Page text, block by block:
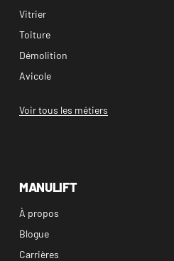
Vitrier
Toiture
Démolition
Avicole
Voir tous les métiers
MANULIFT
À propos
Blogue
Carrières